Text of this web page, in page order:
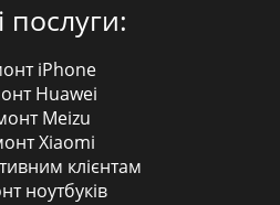
послуги:
iPhone
Huawei
Meizu
Xiaomi
клієнтам
ноутбуків